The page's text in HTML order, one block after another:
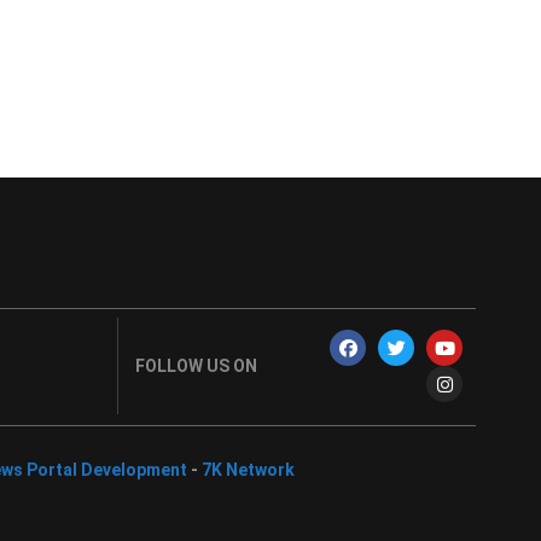
FOLLOW US ON
Portal Development - 7K Network